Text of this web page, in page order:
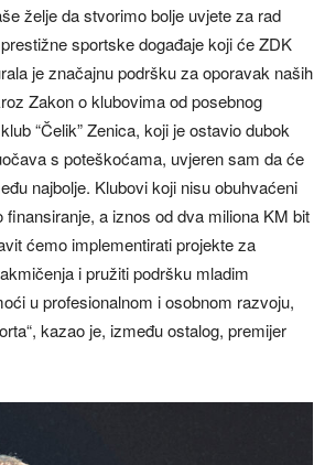
želje da stvorimo bolje uvjete za rad
sportske događaje koji će ZDK
je značajnu podršku za oporavak naših
Zakon o klubovima od posebnog
“Čelik” Zenica, koji je ostavio dubok
s poteškoćama, uvjeren sam da će
najbolje. Klubovi koji nisu obuhvaćeni
a iznos od dva miliona KM bit
ćemo implementirati projekte za
i pružiti podršku mladim
u profesionalnom i osobnom razvoju,
kazao je, između ostalog, premijer